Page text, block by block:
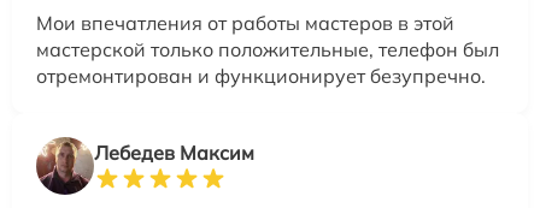
Мои впечатления от работы мастеров в этой
мастерской только положительные, телефон был
отремонтирован и функционирует безупречно.
Лебедев Максим